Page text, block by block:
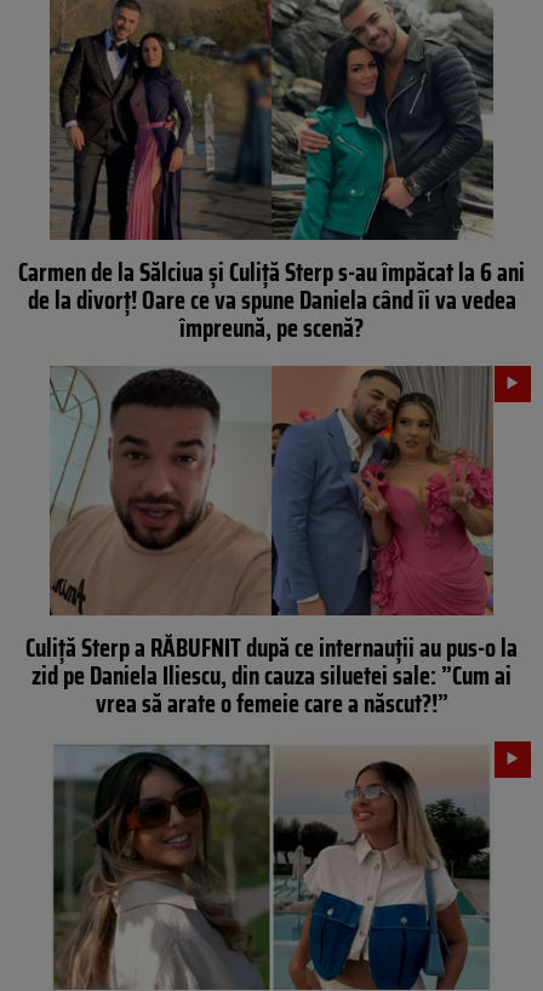
Carmen de la Sălciua și Culiță Sterp s-au împăcat la 6 ani
de la divorț! Oare ce va spune Daniela când îi va vedea
împreună, pe scenă?
Culiță Sterp a RĂBUFNIT după ce internauții au pus-o la
zid pe Daniela Iliescu, din cauza siluetei sale: ”Cum ai
vrea să arate o femeie care a născut?!”